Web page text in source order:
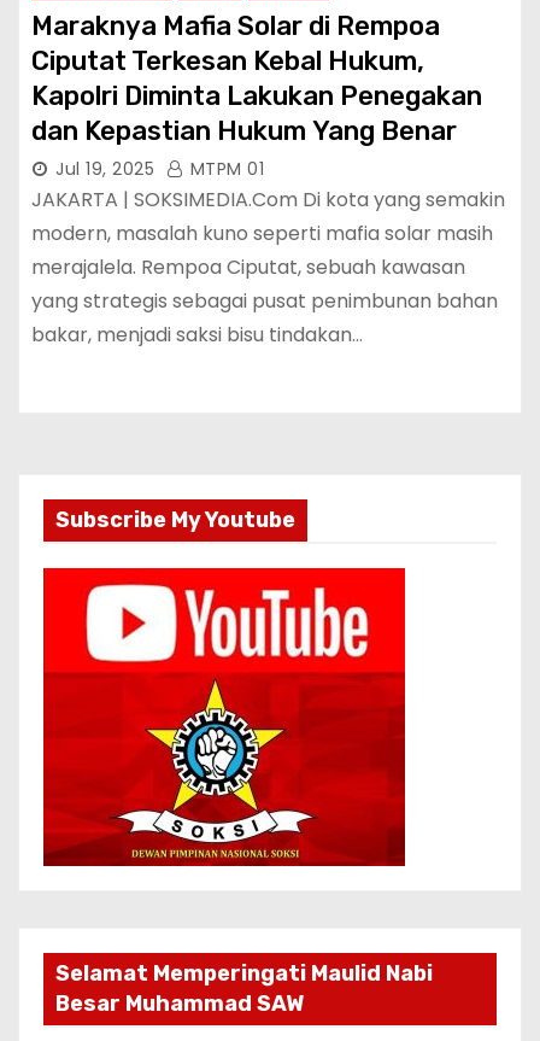
Maraknya Mafia Solar di Rempoa
Ciputat Terkesan Kebal Hukum,
Kapolri Diminta Lakukan Penegakan
dan Kepastian Hukum Yang Benar
Jul 19, 2025 MTPM 01
JAKARTA | SOKSIMEDIA.Com Di kota yang semakin
modern, masalah kuno seperti mafia solar masih
merajalela. Rempoa Ciputat, sebuah kawasan
yang strategis sebagai pusat penimbunan bahan
bakar, menjadi saksi bisu tindakan…
Subscribe My Youtube
Selamat Memperingati Maulid Nabi
Besar Muhammad SAW